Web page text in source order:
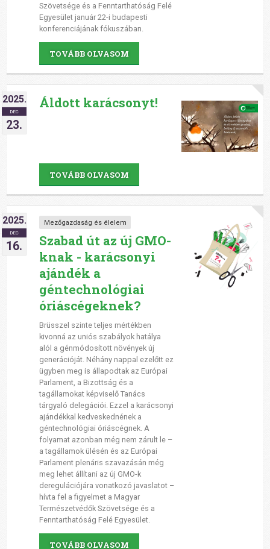
Szövetsége és a Fenntarthatóság Felé
Egyesület január 22-i budapesti
konferenciájának fókuszában.
TOVÁBB OLVASOM
2025.
DEC
23.
Áldott karácsonyt!
TOVÁBB OLVASOM
2025.
DEC
16.
Mezőgazdaság és élelem
Szabad út az új GMO-
knak - karácsonyi
ajándék a
géntechnológiai
óriáscégeknek?
Brüsszel szinte teljes mértékben
kivonná az uniós szabályok hatálya
alól a génmódosított növények új
generációját. Néhány nappal ezelőtt ez
ügyben meg is állapodtak az Európai
Parlament, a Bizottság és a
tagállamokat képviselő Tanács
tárgyaló delegációi. Ezzel a karácsonyi
ajándékkal kedveskednének a
géntechnológiai óriáscégnek. A
folyamat azonban még nem zárult le –
a tagállamok ülésén és az Európai
Parlament plenáris szavazásán még
meg lehet állítani az új GMO-k
deregulációjára vonatkozó javaslatot –
hívta fel a figyelmet a Magyar
Természetvédők Szövetsége és a
Fenntarthatóság Felé Egyesület.
TOVÁBB OLVASOM